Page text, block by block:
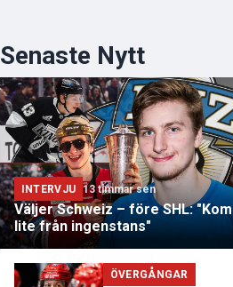
Senaste Nytt
INTERVJU 13 timmar sen
Väljer Schweiz – före SHL: "Kom
lite från ingenstans"
ÖVERGÅNGAR